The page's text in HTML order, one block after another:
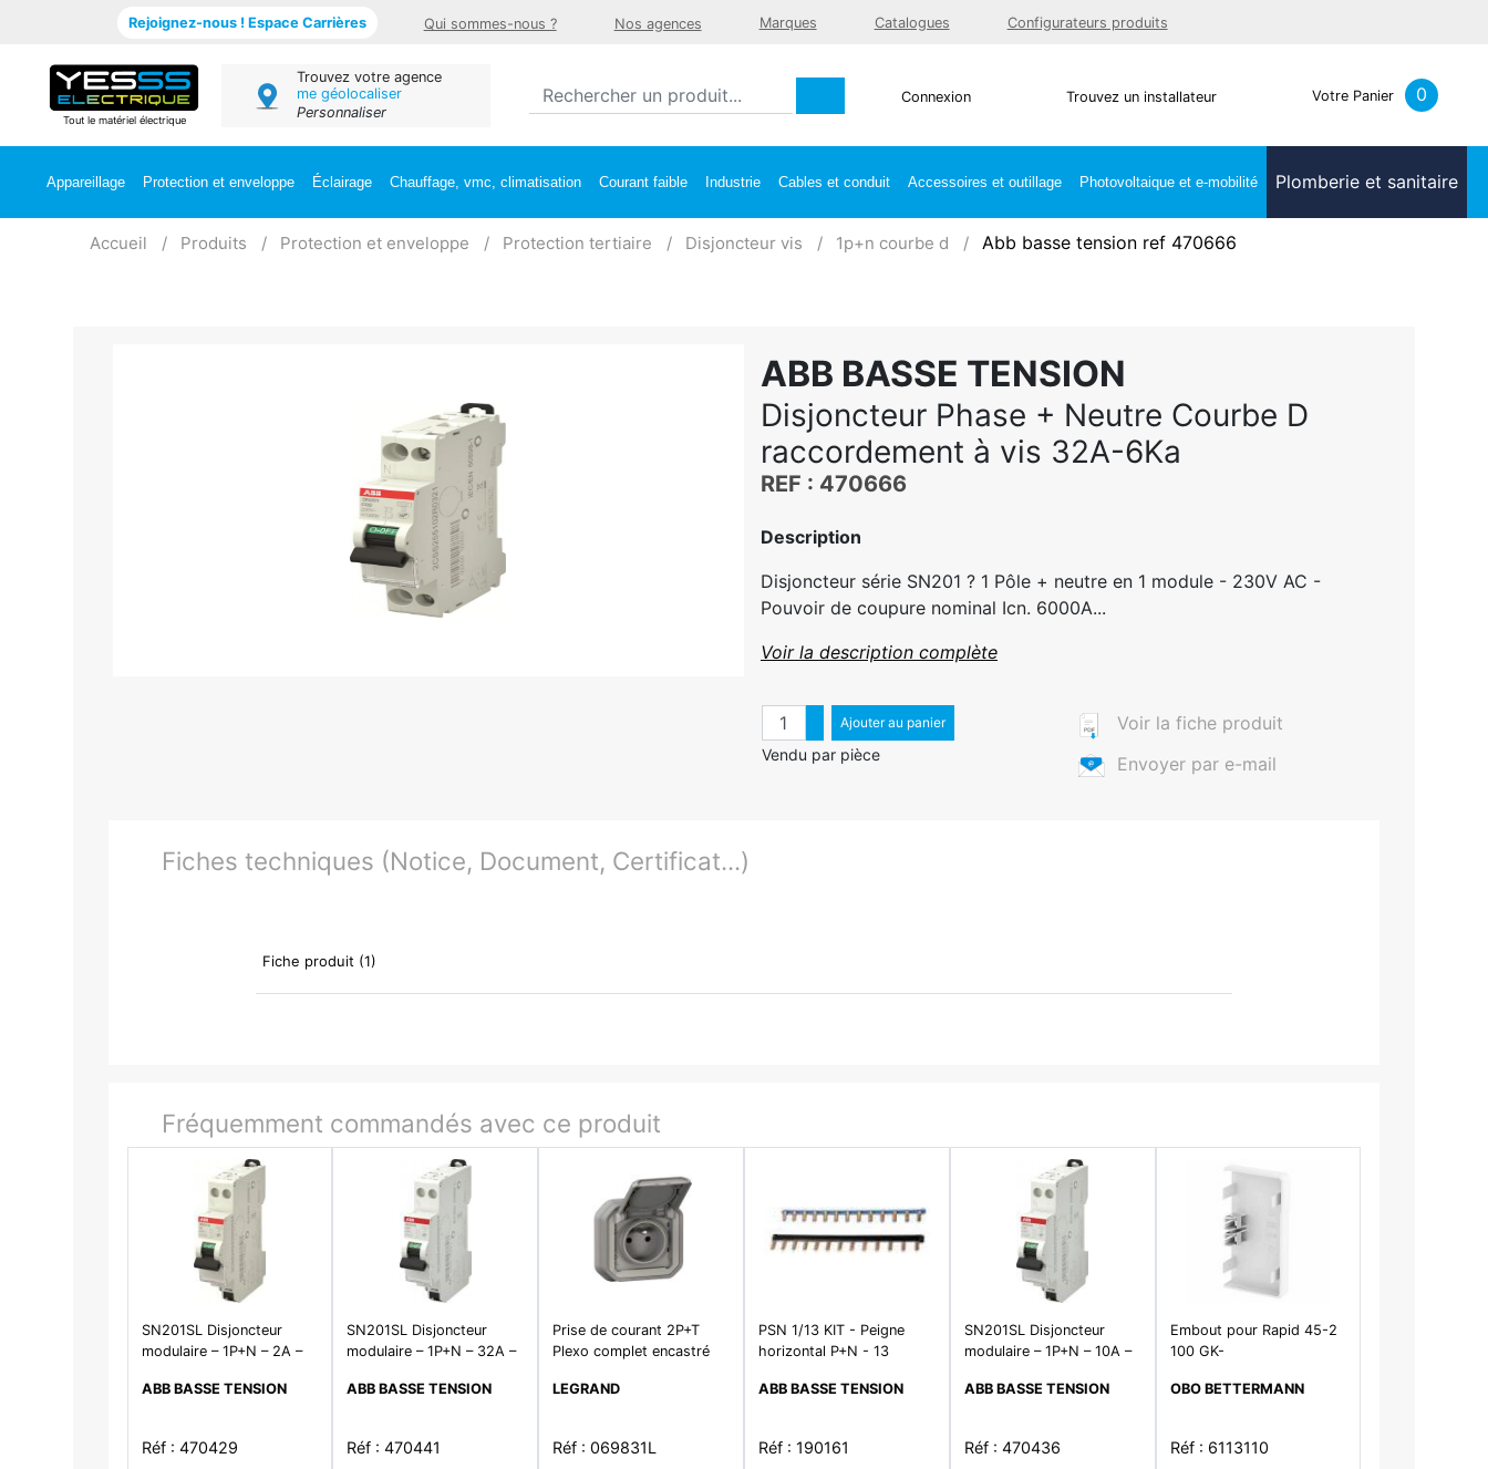
Rejoignez-nous ! Espace Carrières Qui sommes-nous ? Nos agences Marques Catalogues Configurateurs produits
Tout le matériel électrique
Trouvez votre agence
me géolocaliser
Personnaliser
Connexion Trouvez un installateur Votre Panier 0
Appareillage Protection et enveloppe Éclairage Chauffage, vmc, climatisation Courant faible Industrie Cables et conduit Accessoires et outillage Photovoltaique et e-mobilité Plomberie et sanitaire
Accueil Produits Protection et enveloppe Protection tertiaire Disjoncteur vis 1p+n courbe d Abb basse tension ref 470666
ABB BASSE TENSION
Disjoncteur Phase + Neutre Courbe D
raccordement à vis 32A-6Ka
REF : 470666
Description
Disjoncteur série SN201 ? 1 Pôle + neutre en 1 module - 230V AC -
Pouvoir de coupure nominal Icn. 6000A...
Voir la description complète
QuantitéAugmenter quantité
Diminuer quantité
Ajouter au panier
Vendu par pièce
Voir la fiche produit
Envoyer par e-mail
Fiches techniques (Notice, Document, Certificat...)
Fiche produit (1)
Fréquemment commandés avec ce produit
SN201SL Disjoncteur
modulaire – 1P+N – 2A –
peignable-Auto
ABB BASSE TENSION
Réf : 470429
SN201SL Disjoncteur
modulaire – 1P+N – 32A –
peignable-Auto
ABB BASSE TENSION
Réf : 470441
Prise de courant 2P+T
Plexo complet encastré
LEGRAND
Réf : 069831L
PSN 1/13 KIT - Peigne
horizontal P+N - 13
5Kits)
ABB BASSE TENSION
Réf : 190161
SN201SL Disjoncteur
modulaire – 1P+N – 10A –
peignable-Auto
ABB BASSE TENSION
Réf : 470436
Embout pour Rapid 45-2
100 GK-
ABS
OBO BETTERMANN
Réf : 6113110